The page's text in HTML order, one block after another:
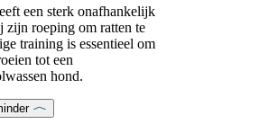
een sterk onafhankelijk
zijn roeping om ratten te
training is essentieel om
tot een
hond.